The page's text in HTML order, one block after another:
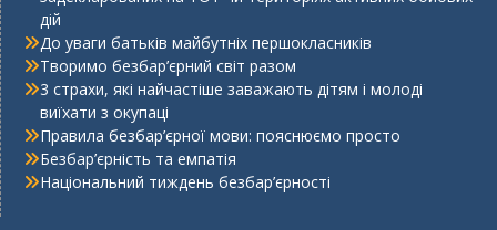
дій
До уваги батьків майбутніх першокласників
Творимо безбар’єрний світ разом
3 страхи, які найчастіше заважають дітям і молоді
виїхати з окупаці
Правила безбар’єрної мови: пояснюємо просто
Безбар’єрність та емпатія
Національний тиждень безбар’єрності